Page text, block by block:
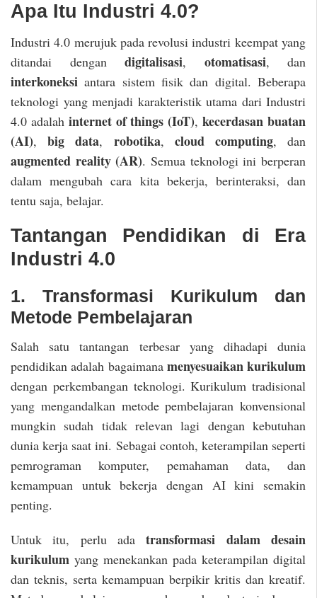
Apa Itu Industri 4.0?
Industri 4.0 merujuk pada revolusi industri keempat yang
ditandai dengan digitalisasi, otomatisasi, dan
interkoneksi antara sistem fisik dan digital. Beberapa
teknologi yang menjadi karakteristik utama dari Industri
4.0 adalah internet of things (IoT),kecerdasan buatan
(AI),big data, robotika, cloud computing, dan
augmented reality (AR). Semua teknologi ini berperan
dalam mengubah cara kita bekerja, berinteraksi, dan
tentu saja, belajar.
Tantangan Pendidikan di Era
Industri 4.0
1. Transformasi Kurikulum dan
Metode Pembelajaran
Salah satu tantangan terbesar yang dihadapi dunia
pendidikan adalah bagaimana menyesuaikan kurikulum
dengan perkembangan teknologi. Kurikulum tradisional
yang mengandalkan metode pembelajaran konvensional
mungkin sudah tidak relevan lagi dengan kebutuhan
dunia kerja saat ini. Sebagai contoh, keterampilan seperti
pemrograman komputer, pemahaman data, dan
kemampuan untuk bekerja dengan AI kini semakin
penting.
Untuk itu, perlu adatransformasi dalam desain
kurikulum yang menekankan pada keterampilan digital
dan teknis, serta kemampuan berpikir kritis dan kreatif.